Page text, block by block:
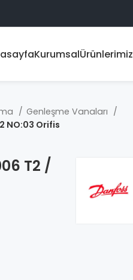
KurumsalÜrünlerimiz
Genleşme Vanaları
NO:03 Orifis
T2 /